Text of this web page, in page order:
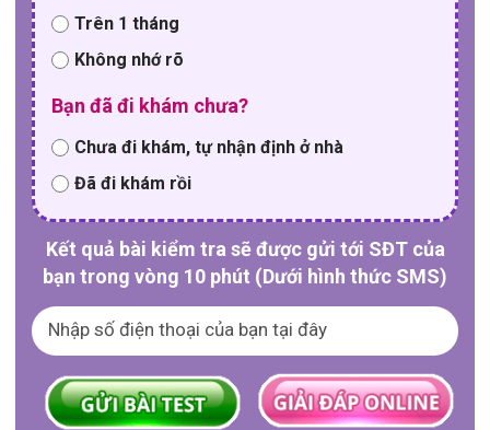
Trên 1 tháng
Không nhớ rõ
Bạn đã đi khám chưa?
Chưa đi khám, tự nhận định ở nhà
Đã đi khám rồi
Kết quả bài kiểm tra sẽ được gửi tới SĐT của
bạn trong vòng 10 phút (Dưới hình thức SMS)